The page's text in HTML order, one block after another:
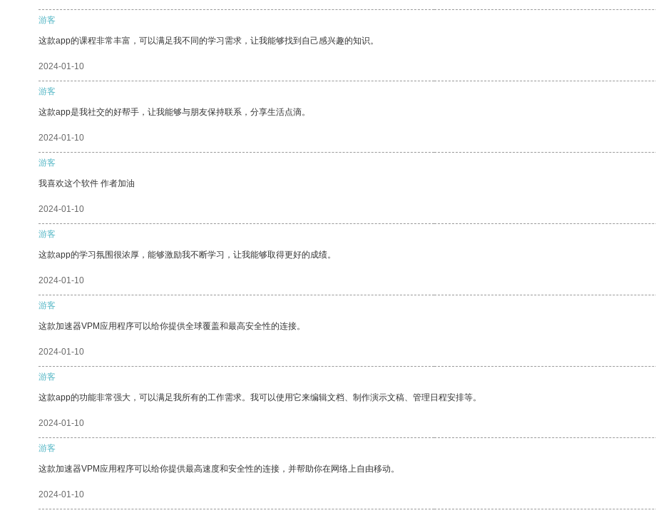
游客
这款app的课程非常丰富，可以满足我不同的学习需求，让我能够找到自己感兴趣的知识。
2024-01-10
游客
这款app是我社交的好帮手，让我能够与朋友保持联系，分享生活点滴。
2024-01-10
游客
我喜欢这个软件 作者加油
2024-01-10
游客
这款app的学习氛围很浓厚，能够激励我不断学习，让我能够取得更好的成绩。
2024-01-10
游客
这款加速器VPM应用程序可以给你提供全球覆盖和最高安全性的连接。
2024-01-10
游客
这款app的功能非常强大，可以满足我所有的工作需求。我可以使用它来编辑文档、制作演示文稿、管理日程安排等。
2024-01-10
游客
这款加速器VPM应用程序可以给你提供最高速度和安全性的连接，并帮助你在网络上自由移动。
2024-01-10